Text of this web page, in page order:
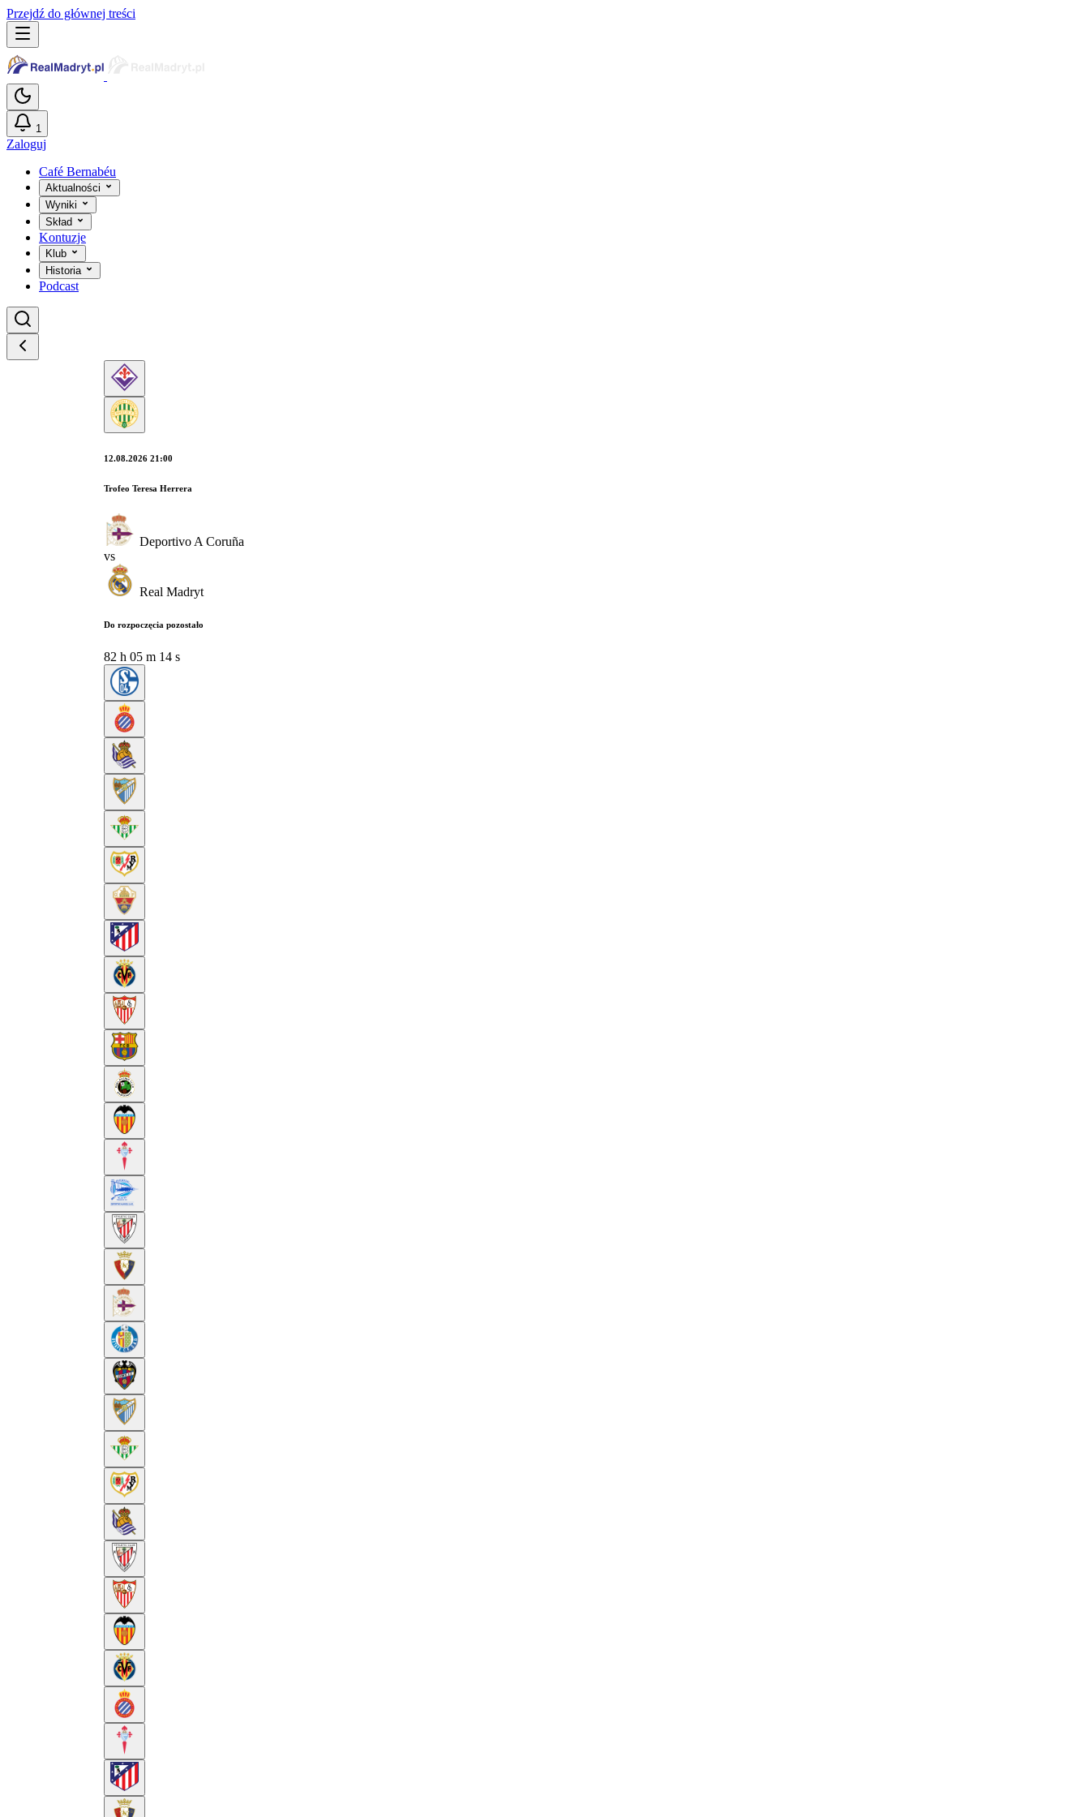
Przejdź do głównej treści
1
Zaloguj
Café Bernabéu
Aktualności
Wyniki
Skład
Kontuzje
Klub
Historia
Podcast
12.08.2026 21:00
Trofeo Teresa Herrera
Deportivo A Coruña
vs
Real Madryt
Do rozpoczęcia pozostało
82 h 05 m 13 s